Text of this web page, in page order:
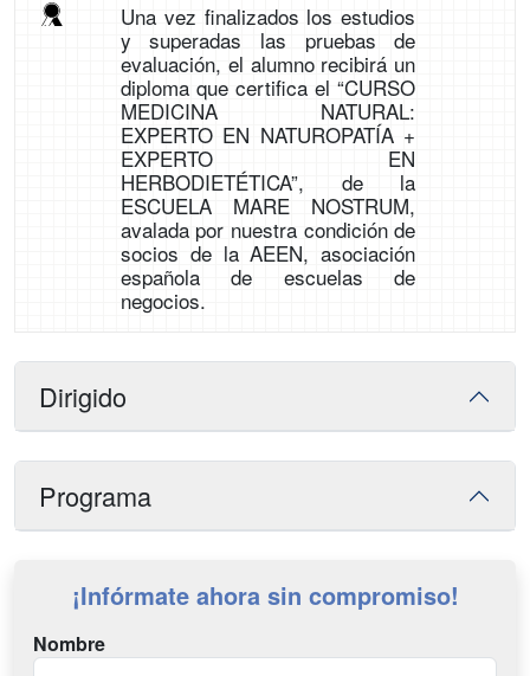
Una vez finalizados los estudios
y superadas las pruebas de
evaluación, el alumno recibirá un
diploma que certifica el “CURSO
MEDICINA NATURAL:
EXPERTO EN NATUROPATÍA +
EXPERTO EN
HERBODIETÉTICA”, de la
ESCUELA MARE NOSTRUM,
avalada por nuestra condición de
socios de la AEEN, asociación
española de escuelas de
negocios.
Dirigido
Programa
¡Infórmate ahora sin compromiso!
Nombre